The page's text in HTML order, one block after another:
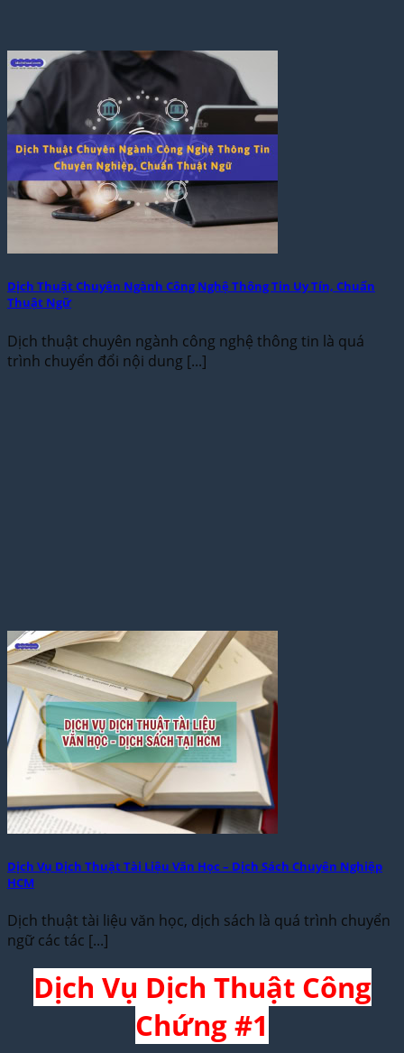
Dịch Thuật Chuyên Ngành Công Nghệ Thông Tin Uy Tín, Chuẩn
Thuật Ngữ
Dịch thuật chuyên ngành công nghệ thông tin là quá
trình chuyển đổi nội dung [...]
Dịch Vụ Dịch Thuật Tài Liệu Văn Học – Dịch Sách Chuyên Nghiệp
HCM
Dịch thuật tài liệu văn học, dịch sách là quá trình chuyển
ngữ các tác [...]
Dịch Vụ Dịch Thuật Công
Chứng #1